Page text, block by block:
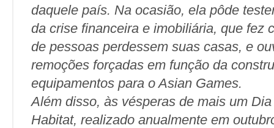
daquele país. Na ocasião, ela pôde
da crise financeira e imobiliária, que fez
de pessoas perdessem suas casas, e
remoções forçadas em função da
equipamentos para o Asian Games.
Além disso, às vésperas de mais um
Habitat, realizado anualmente em